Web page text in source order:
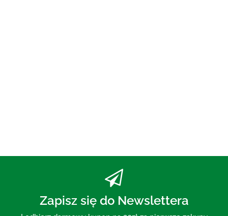
Zapisz się do Newslettera